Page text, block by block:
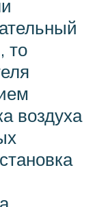
то
воздуха